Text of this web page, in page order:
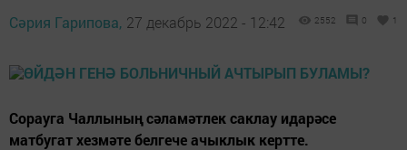
Сәрия Гарипова, 27 декабрь 2022 - 12:42 2552 0 1
Сорауга Чаллының сәламәтлек саклау идарәсе
матбугат хезмәте белгече ачыклык кертте.